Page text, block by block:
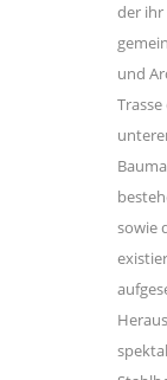
der ihr
und
sowie